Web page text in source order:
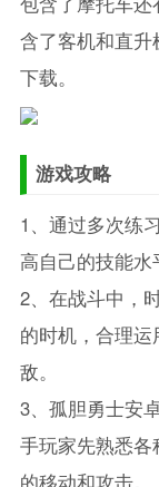
含了客机和直
下载。
游戏攻略
1、通过多次练
高自己的技能水
2、在战斗中，
的时机，合理
敌。
3、孤胆勇士安
手玩家先熟悉
的移动和攻击。